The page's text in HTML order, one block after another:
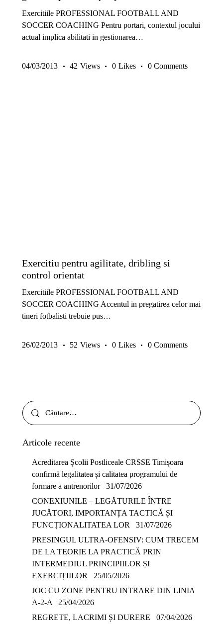
Exercitiile PROFESSIONAL FOOTBALL AND
SOCCER COACHING Pentru portari, contextul jocului
actual implica abilitati in gestionarea…
04/03/2013 42 Views 0 Likes 0 Comments
Exercitiu pentru agilitate, dribling si
control orientat
Exercitiile PROFESSIONAL FOOTBALL AND
SOCCER COACHING Accentul in pregatirea celor mai
tineri fotbalisti trebuie pus…
26/02/2013 52 Views 0 Likes 0 Comments
Articole recente
Acreditarea Școlii Postliceale CRSSE Timișoara
confirmă legalitatea și calitatea programului de
formare a antrenorilor
31/07/2026
CONEXIUNILE – LEGĂTURILE ÎNTRE
JUCĂTORI, IMPORTANȚA TACTICĂ ȘI
FUNCȚIONALITATEA LOR
31/07/2026
PRESINGUL ULTRA-OFENSIV: CUM TRECEM
DE LA TEORIE LA PRACTICĂ PRIN
INTERMEDIUL PRINCIPIILOR ȘI
EXERCIȚIILOR
25/05/2026
JOC CU ZONE PENTRU INTRARE DIN LINIA
A-2-A
25/04/2026
REGRETE, LACRIMI ȘI DURERE
07/04/2026